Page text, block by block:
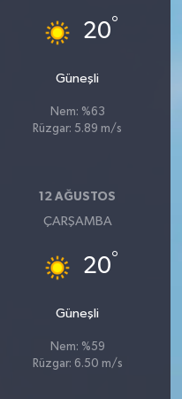
20°
Güneşli
Nem: %63
Rüzgar: 5.89 m/s
12 AĞUSTOS
ÇARŞAMBA
20°
Güneşli
Nem: %59
Rüzgar: 6.50 m/s